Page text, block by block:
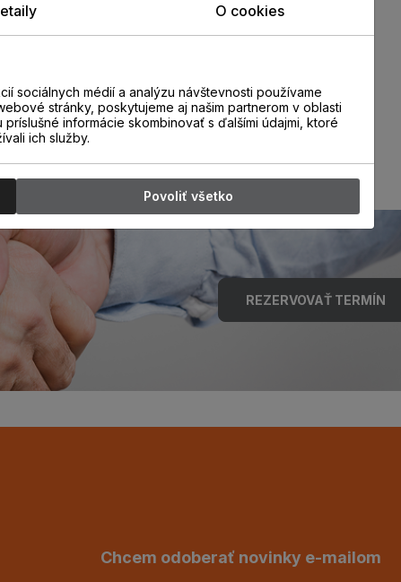
REZERVOVAŤ TERMÍN
Chcem odoberať novinky e-mailom
O cookies
sociálnych médií a analýzu návštevnosti používame
stránky, poskytujeme aj našim partnerom v oblasti
informácie skombinovať s ďalšími údajmi, ktoré
ich služby.
Povoliť všetko